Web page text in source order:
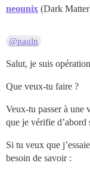
neounix (Dark
@pauln
Salut, je suis
Que veux-tu faire ?
Veux-tu passer à une
que je vérifie
Si tu veux que
besoin de savoir :